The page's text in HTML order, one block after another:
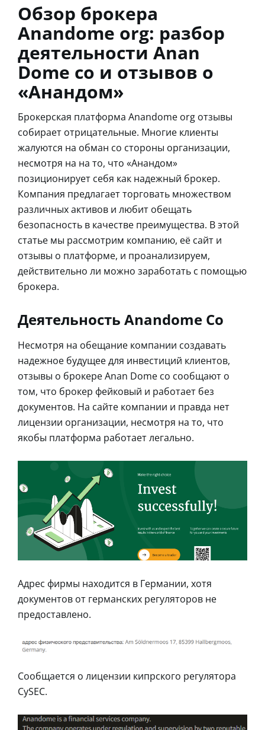
Обзор брокера
Anandome org: разбор
деятельности Anan
Dome co и отзывов о
«Анандом»
Брокерская платформа Anandome org отзывы
собирает отрицательные. Многие клиенты
жалуются на обман со стороны организации,
несмотря на на то, что «Анандом»
позиционирует себя как надежный брокер.
Компания предлагает торговать множеством
различных активов и любит обещать
безопасность в качестве преимущества. В этой
статье мы рассмотрим компанию, её сайт и
отзывы о платформе, и проанализируем,
действительно ли можно заработать с помощью
брокера.
Деятельность Anandome Co
Несмотря на обещание компании создавать
надежное будущее для инвестиций клиентов,
отзывы о брокере Anan Dome co сообщают о
том, что брокер фейковый и работает без
документов. На сайте компании и правда нет
лицензии организации, несмотря на то, что
якобы платформа работает легально.
Адрес фирмы находится в Германии, хотя
документов от германских регуляторов не
предоставлено.
Сообщается о лицензии кипрского регулятора
CySEC.